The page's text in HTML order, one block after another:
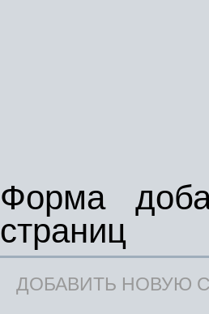
Форма
страниц
ДОБАВИТЬ НОВУЮ